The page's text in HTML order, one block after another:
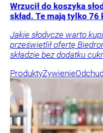
Wrzucił do koszyka
skład. Te mają tylko
Jakie słodycze warto
prześwietlił ofertę
składzie bez dodatku
ProduktyŻywienie